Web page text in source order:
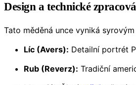
Design a technické
Tato měděná unce vyniká
Líc (Avers): Detailní portrét
Rub (Reverz): Tradiční